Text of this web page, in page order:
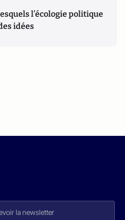
l’écologie politique
idées